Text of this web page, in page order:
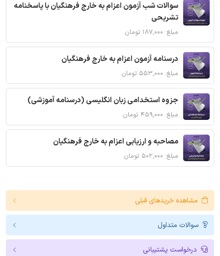
سوالات شب آزمون اعزام به خارج فرهنگیان با پاسخنامه
تشریحی
مبلغ: ۱۸۷,۰۰۰ تومان
درسنامه آزمون اعزام به خارج فرهنگیان
مبلغ: ۵۵۳,۰۰۰ تومان
جزوه استخدامی زبان انگلیسی (درسنامه آموزشی)
مبلغ: ۴۵۹,۰۰۰ تومان
مصاحبه و ارزیابی اعزام به خارج فرهنگیان
مبلغ: ۵۰۲,۰۰۰ تومان
مشاهده خریدهای قبلی
سوالات متداول
درخواست پشتیبانی